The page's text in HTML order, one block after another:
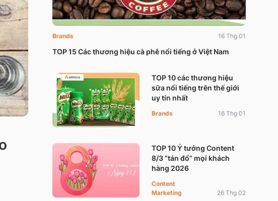
TOP 15 Các thương hiệu cà phê nổi tiếng ở Việt Nam
Brands 16 Thg 01
TOP 10 các thương hiệu
sữa nổi tiếng trên thế giới
uy tín nhất
Brands 16 Thg 01
TOP 10 Ý tưởng Content
8/3 “tán đổ” mọi khách
hàng 2026
Content
Marketing
26 Thg 02